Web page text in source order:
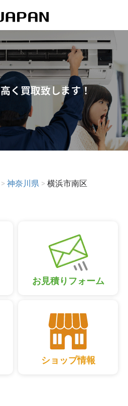
く買取致します！
> 神奈川県 > 横浜市南区
お見積りフォーム
ショップ情報